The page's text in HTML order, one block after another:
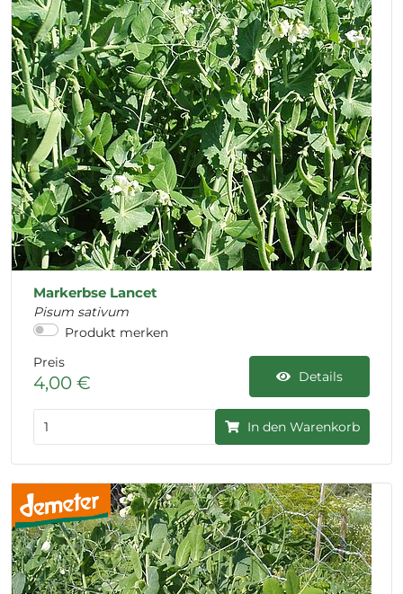
Markerbse Lancet
Pisum sativum
Produkt merken
Preis
4,00 € Details
In den Warenkorb